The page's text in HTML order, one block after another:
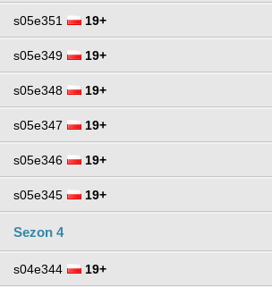
s05e351 19+
s05e349 19+
s05e348 19+
s05e347 19+
s05e346 19+
s05e345 19+
Sezon 4
s04e344 19+